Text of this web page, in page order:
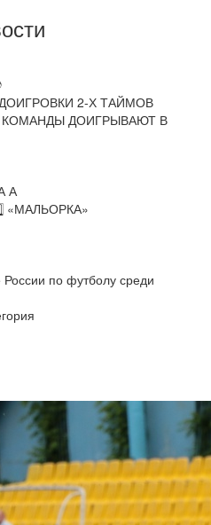
2-Х ТАЙМОВ
КОМАНДЫ ДОИГРЫВАЮТ В
А
«МАЛЬОРКА»
по футболу среди